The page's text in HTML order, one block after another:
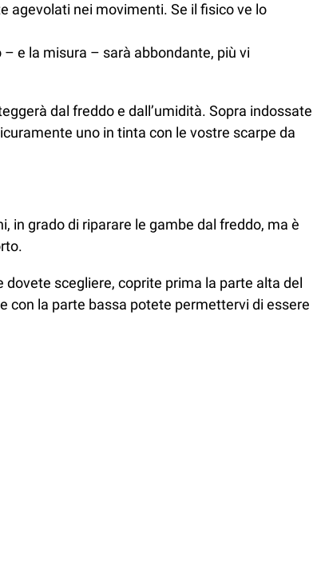
agevolati nei movimenti. Se il fisico ve lo
e la misura – sarà abbondante, più vi
dal freddo e dall’umidità. Sopra indossate
uno in tinta con le vostre scarpe da
in grado di riparare le gambe dal freddo, ma è
scegliere, coprite prima la parte alta del
con la parte bassa potete permettervi di essere